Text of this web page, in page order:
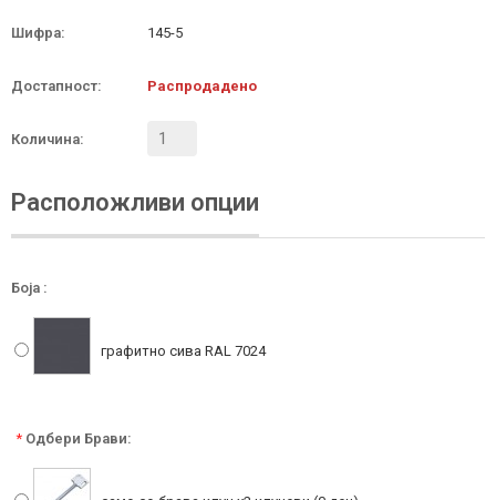
Шифра: 145-5
Достапност: Распродадено
Количина:
Расположливи опции
Боја :
графитно сивa RAL 7024
* Одбери Брави: